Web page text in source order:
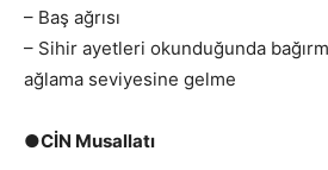
– Baş ağrısı
– Sihir ayetleri okunduğunda
ağlama seviyesine gelme
●CİN Musallatı